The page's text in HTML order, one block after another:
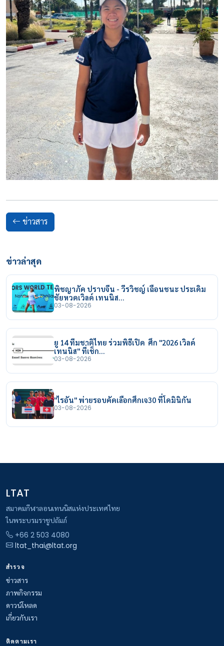
ข่าวสาร
ข่าวล่าสุด
พิชญาภัค ปราบจีน - วีรวิชญ์ เฉือนชนะ ประเดิม
ชัยหวดเวิลด์ เทนนิส…
03-08-2026
ยู 14 ทีมชาติไทย ร่วมพิธีเปิด ศึก "2026 เวิลด์
เทนนิส" ที่เช็ก…
03-08-2026
"ไรอัน" พ่ายรอบคัดเลือกศึกเจ30 ที่โดมินิกัน
03-08-2026
LTAT
สมาคมกีฬาลอนเทนนิสแห่งประเทศไทย
ในพระบรมราชูปถัมภ์
+66 2 503 4080
ltat_thai@ltat.org
สำรวจ
ข่าวสาร
ภาพกิจกรรม
ดาวน์โหลด
เกี่ยวกับเรา
ติดตามเรา